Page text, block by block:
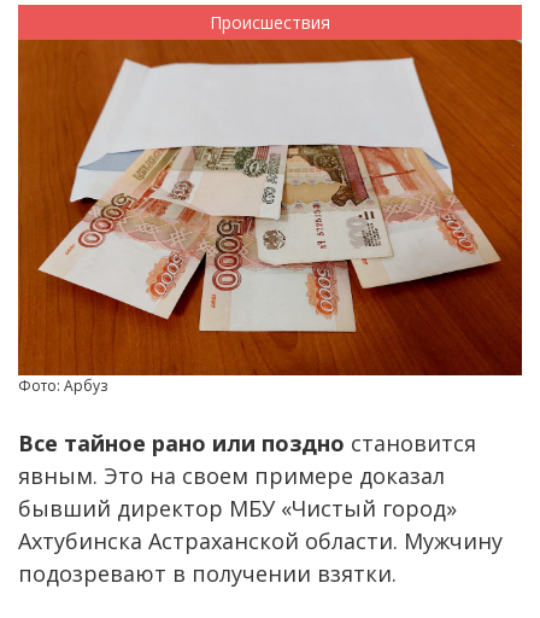
Происшествия
Фото: Арбуз
Все тайное рано или поздно становится
явным. Это на своем примере доказал
бывший директор МБУ «Чистый город»
Ахтубинска Астраханской области. Мужчину
подозревают в получении взятки.